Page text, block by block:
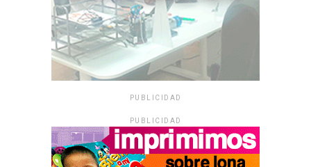
PUBLICIDAD
PUBLICIDAD